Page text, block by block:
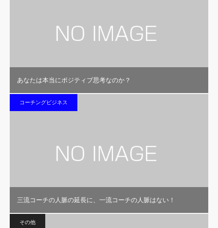
あなたは本当にポジティブ思考なのか？
コーチングビジネス
三流コーチの人脈の延長に、一流コーチの人脈はない！
その他